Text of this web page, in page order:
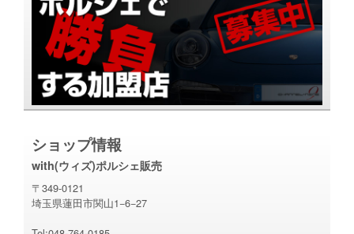
ショップ情報
with(ウィズ)ポルシェ販売
〒349-0121
埼玉県蓮田市関山1−6−27